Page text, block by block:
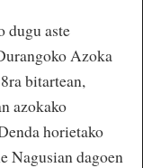
dugu aste
Azoka
bitartean,
azokako
horietako
Nagusian dagoen